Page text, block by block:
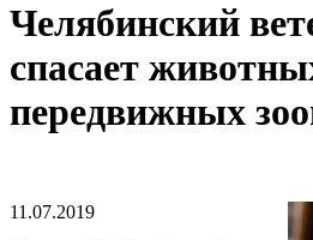
Челябинский
спасает
передвижных
11.07.2019